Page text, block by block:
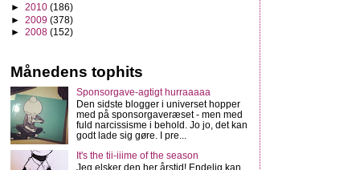
► 2010 (186)
► 2009 (378)
► 2008 (152)
Månedens tophits
Sponsorgave-agtigt hurraaaaa
Den sidste blogger i universet hopper
med på sponsorgaveræset - men med
fuld narcissisme i behold. Jo jo, det kan
godt lade sig gøre. I pre...
It's the tii-iiime of the season
Jeg elsker den her årstid! Endelig kan